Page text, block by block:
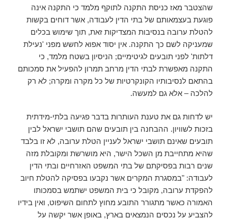
שהצטבר מאז כניסת התקנה לתוקף מלמד כי התקנה אינה
פוגעת בעצמאותם של בתי הדין לעבודה, אשר דוחים בקשות
להטלת ערובה בנסיבות המצדיקות זאת, תוך שימוש בכלים
שמעניקה לשם כך התקנה. אין יסוד אפוא לחשש מפני 'נעילת
דלתות' לפני תובעים לגיטימיים; הניסיון בשטח מלמד, כי
התקנה מאפשרת לבתי הדין מרחב תמרון להפעיל את סמכותם
בהתאם לנסיבותיו הקונקרטיות של כל מקרה ומקרה; לא רק
להלכה – אלא גם למעשה.
יש לדחות גם את טענת העותרות בדבר פגיעה בלתי-מידתית
בזכות לשוויון. ההבחנה בין תובעים שהם תושבי ישראל לבין
תובעים שאינם תושבי ישראל לעניין הטלת ערובה, לא זו בלבד
שהיא מתחייבת מן השכל הישר, היא מושרשת ומקובלת מזה
שנים רבות בפסיקתם של בתי המשפט האזרחיים ובתי הדין
לעבודה: "במסגרת המקרים אשר נקבעו בפסיקה להטלת חיוב
להפקדת ערובה, מקובל כי בית המשפט ישתמש בסמכותו
האמורה כאשר מתגורר התובע מחוץ לתחום השיפוט, ואין בידיו
להצביע על נכסים הנמצאים בארץ, באופן אשר יקשה על